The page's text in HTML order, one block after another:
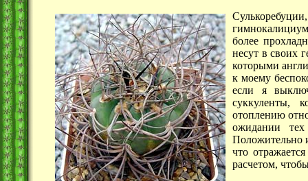
более
несут в своих
которыми
к моему
если я
суккуленты,
отоплению
ожидании
Положительно
что
расчетом,